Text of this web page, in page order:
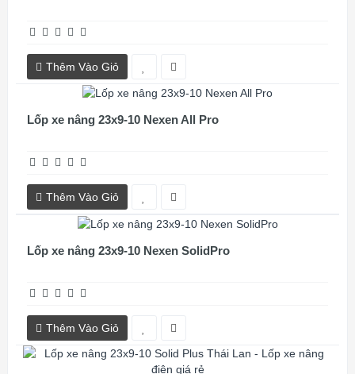
Thêm Vào Giỏ
Lốp xe nâng 23x9-10 Nexen All Pro
Thêm Vào Giỏ
Lốp xe nâng 23x9-10 Nexen SolidPro
Thêm Vào Giỏ